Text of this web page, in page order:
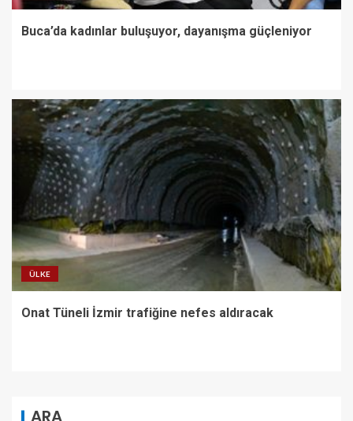
Buca’da kadınlar buluşuyor, dayanışma güçleniyor
ÜLKE
Onat Tüneli İzmir trafiğine nefes aldıracak
ARA